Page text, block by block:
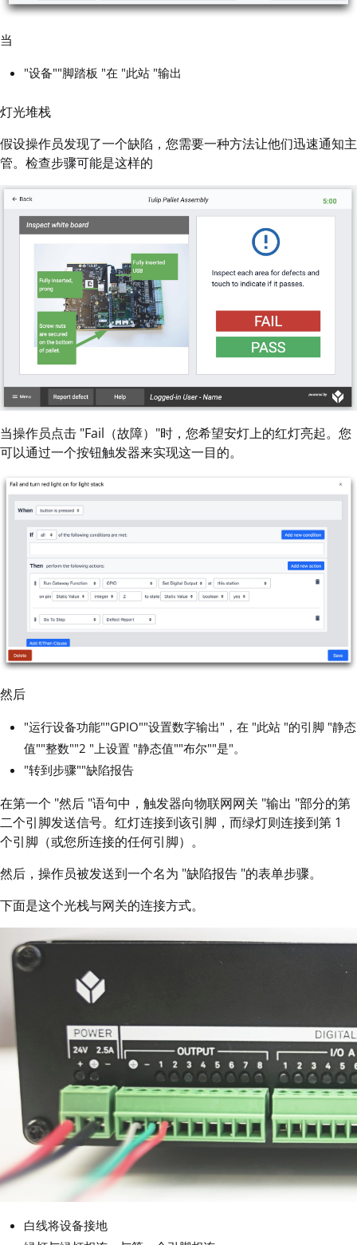
当
"设备""脚踏板 "在 "此站 "输出
灯光堆栈
假设操作员发现了一个缺陷，您需要一种方法让他们迅速通知主
管。检查步骤可能是这样的
当操作员点击 "Fail（故障）"时，您希望安灯上的红灯亮起。您
可以通过一个按钮触发器来实现这一目的。
然后
"运行设备功能""GPIO""设置数字输出"，在 "此站 "的引脚 "静态
值""整数""2 "上设置 "静态值""布尔""是"。
"转到步骤""缺陷报告
在第一个 "然后 "语句中，触发器向物联网网关 "输出 "部分的第
二个引脚发送信号。红灯连接到该引脚，而绿灯则连接到第 1
个引脚（或您所连接的任何引脚）。
然后，操作员被发送到一个名为 "缺陷报告 "的表单步骤。
下面是这个光栈与网关的连接方式。
白线将设备接地